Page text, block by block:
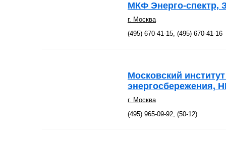
МКФ Энерго-спектр,
г. Москва
(495) 670-41-15, (495) 670-41-16
Московский
энергосбережения,
г. Москва
(495) 965-09-92, (50-12)